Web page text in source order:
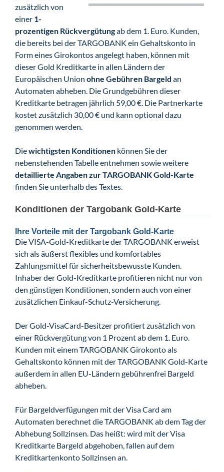
zusätzlich von
einer 1-
prozentigen Rückvergütungab dem 1. Euro. Kunden,
die bereits bei der TARGOBANK ein Gehaltskonto in
Form eines Girokontos angelegt haben, können mit
dieser Gold Kreditkarte in allen Ländern der
Europäischen Union ohne Gebühren Bargeld an
Automaten abheben. Die Grundgebühren dieser
Kreditkarte betragen jährlich 59,00 €. Die Partnerkarte
kostet zusätzlich 30,00 € und kann optional dazu
genommen werden.
Diewichtigsten Konditionen können Sie der
nebenstehenden Tabelle entnehmen sowie weitere
detaillierte Angaben zur TARGOBANK Gold-Karte
finden Sie unterhalb des Textes.
Konditionen der Targobank Gold-Karte
Ihre Vorteile mit der Targobank Gold-Karte
Die VISA-Gold-Kreditkarte der TARGOBANK erweist
sich als äußerst flexibles und komfortables
Zahlungsmittel für sicherheitsbewusste Kunden.
Inhaber der Gold-Kreditkarte profitieren nicht nur von
den günstigen Konditionen, sondern auch von einer
zusätzlichen Einkauf-Schutz-Versicherung.
Der Gold-VisaCard-Besitzer profitiert zusätzlich von
einer Rückvergütung von 1 Prozent ab dem 1. Euro.
Kunden mit einem TARGOBANK Girokonto als
Gehaltskonto können mit der TARGOBANK Gold-Karte
außerdem in allen EU-Ländern gebührenfrei Bargeld
abheben.
Für Bargeldverfügungen mit der Visa Card am
Automaten berechnet die TARGOBANK ab dem Tag der
Abhebung Sollzinsen. Das heißt: wird mit der Visa
Kreditkarte Bargeld abgehoben, fallen auf dem
Kreditkartenkonto Sollzinsen an.